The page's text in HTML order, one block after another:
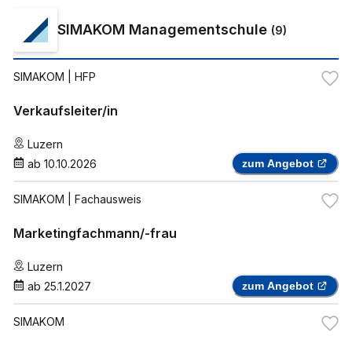
SIMAKOM Managementschule (9)
SIMAKOM | HFP
Verkaufsleiter/in
Luzern
ab 10.10.2026 zum Angebot
SIMAKOM | Fachausweis
Marketingfachmann/-frau
Luzern
ab 25.1.2027 zum Angebot
SIMAKOM